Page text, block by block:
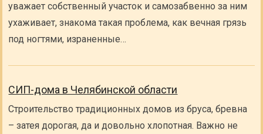
уважает собственный участок и самозабвенно за ним
ухаживает, знакома такая проблема, как вечная грязь
под ногтями, израненные…
СИП-дома в Челябинской области
Строительство традиционных домов из бруса, бревна
– затея дорогая, да и довольно хлопотная. Важно не